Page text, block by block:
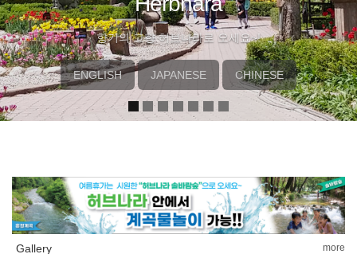
향기의 고향 허브나라로 오세요~!
ENGLISH JAPANESE CHINESE
Gallery more